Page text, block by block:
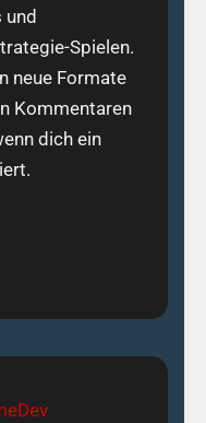
Spielen.
neue Formate
Kommentaren
dich ein